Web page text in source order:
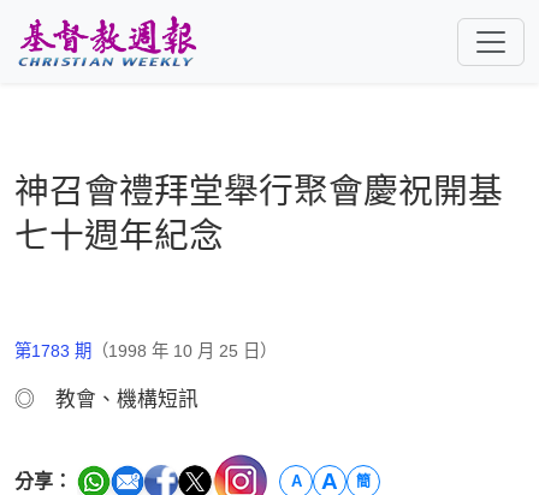
神召會禮拜堂舉行聚會慶祝開基
七十週年紀念
第1783 期 （1998 年 10 月 25 日）
◎ 教會、機構短訊
分享： A A 簡